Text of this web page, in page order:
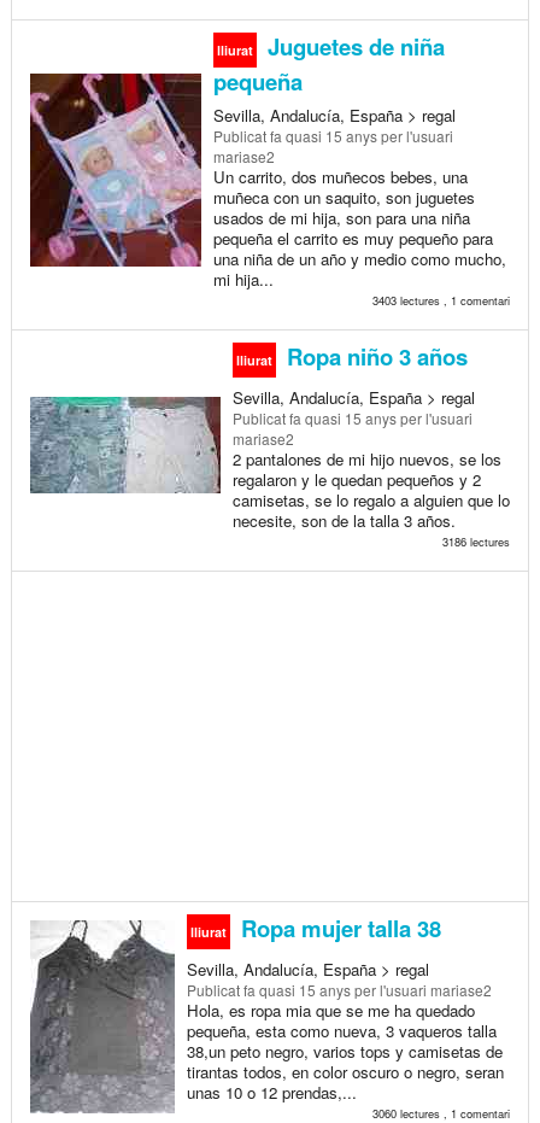
lliurat
Juguetes de niña
pequeña
Sevilla, Andalucía, España > regal
Publicatfa quasi 15 anysper l'usuari
mariase2
Un carrito, dos muñecos bebes, una
muñeca con un saquito, son juguetes
usados de mi hija, son para una niña
pequeña el carrito es muy pequeño para
una niña de un año y medio como mucho,
mi hija...
3403 lectures , 1 comentari
lliurat Ropa niño 3 años
Sevilla, Andalucía, España > regal
Publicatfa quasi 15 anysper l'usuari
mariase2
2 pantalones de mi hijo nuevos, se los
regalaron y le quedan pequeños y 2
camisetas, se lo regalo a alguien que lo
necesite, son de la talla 3 años.
3186 lectures
lliurat Ropa mujer talla 38
Sevilla, Andalucía, España > regal
Publicatfa quasi 15 anysper l'usuari mariase2
Hola, es ropa mia que se me ha quedado
pequeña, esta como nueva, 3 vaqueros talla
38,un peto negro, varios tops y camisetas de
tirantas todos, en color oscuro o negro, seran
unas 10 o 12 prendas,...
3060 lectures , 1 comentari